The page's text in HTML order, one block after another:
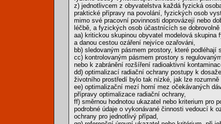
z) jednotlivcem z obyvatelstva každá fyzická
praktické přípravy na povolání, fyzických osob
mimo své pracovní povinnosti doprovázejí nebo
léčbě, a fyzických osob účastnících se
aa) kritickou skupinou obyvatel modelová
a danou cestou ozáření nejvíce ozařováni,
bb) sledovaným pásmem prostory, které
cc) kontrolovaným pásmem prostory s
nebo k zabránění rozšíření radioaktivní
dd) optimalizací radiační ochrany postupy k
životního prostředí bylo tak nízké, jak lze
ee) optimalizační mezí horní mez očekávaných
přípravy optimalizace radiační ochrany,
ff) směrnou hodnotou ukazatel nebo kriterium pro
podrobné údaje o vykonávané činnosti vedoucí k
ochrany pro jednotlivý případ,